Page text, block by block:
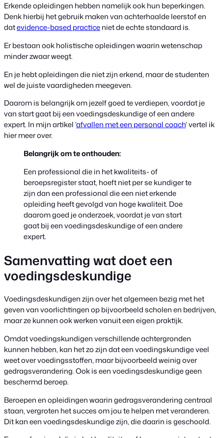
Erkende opleidingen hebben namelijk ook hun beperkingen.
Denk hierbij het gebruik maken van achterhaalde leerstof en
datevidence-based practiceniet de echte standaard is.
Er bestaan ook holistische opleidingen waarin wetenschap
minder zwaar weegt.
En je hebt opleidingen die niet zijn erkend, maar de studenten
wel de juiste vaardigheden meegeven.
Daarom is belangrijk om jezelf goed te verdiepen, voordat je
van start gaat bij een voedingsdeskundige of een andere
expert. In mijn artikel ‘afvallen met een personal coach‘ vertel ik
hier meer over.
Belangrijk om te onthouden:
Een professional die in het kwaliteits- of
beroepsregister staat, hoeft niet per se kundiger te
zijn dan een professional die een niet erkende
opleiding heeft gevolgd van hoge kwaliteit. Doe
daarom goed je onderzoek, voordat je van start
gaat bij een voedingsdeskundige of een andere
expert.
Samenvatting wat doet een
voedingsdeskundige
Voedingsdeskundigen zijn over het algemeen bezig met het
geven van voorlichtingen op bijvoorbeeld scholen en bedrijven,
maar ze kunnen ook werken vanuit een eigen praktijk.
Omdat voedingskundigen verschillende achtergronden
kunnen hebben, kan het zo zijn dat een voedingskundige veel
weet over voedingsstoffen, maar bijvoorbeeld weinig over
gedragsverandering. Ook is een voedingsdeskundige geen
beschermd beroep.
Beroepen en opleidingen waarin gedragsverandering centraal
staan, vergroten het succes om jou te helpen met veranderen.
Dit kan een voedingsdeskundige zijn, die daarin is geschoold.